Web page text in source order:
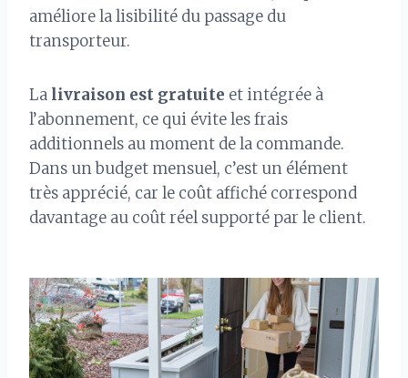
améliore la lisibilité du passage du
transporteur.
La livraison est gratuite et intégrée à
l’abonnement, ce qui évite les frais
additionnels au moment de la commande.
Dans un budget mensuel, c’est un élément
très apprécié, car le coût affiché correspond
davantage au coût réel supporté par le client.